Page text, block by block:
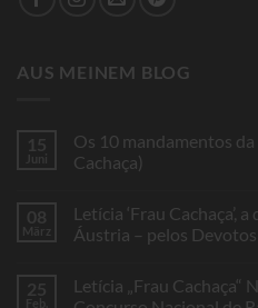
AUS MEINEM BLOG
15
Juni
Os 10 mandamentos da
Cachaça)
zu
Os
10
degustação
(e
08
März
Letícia ‘Frau Cachaça’,
Áustria – pelos Devotos
zu
Letícia
25
Feb.
Letícia „Frau Cachaça“